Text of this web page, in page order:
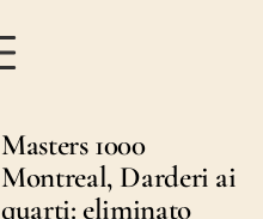
Masters 1000
Montreal, Darderi ai
quarti: eliminato